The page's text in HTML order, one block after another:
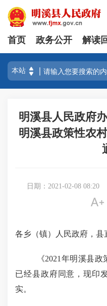
首页 政务公开 解读
明溪县人民政府
明溪县政策性农
日期：2021-02-08 08:20

各乡（镇）人民政府，县
《2021 年明溪县政
已经县政府同意，现印
实。